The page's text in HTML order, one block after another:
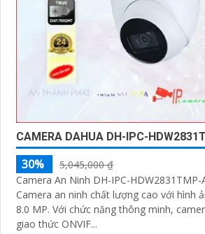
CAMERA DAHUA DH-IPC-
30%
5,045,000 ₫
Camera An Ninh DH-IPC-HDW2831TMP-
Camera an ninh chất lượng cao với hình
8.0 MP. Với chức năng thông minh, camera này thông qua
giao thức ONVIF...